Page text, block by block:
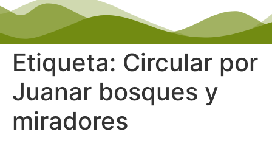
Etiqueta: Circular por
Juanar bosques y
miradores